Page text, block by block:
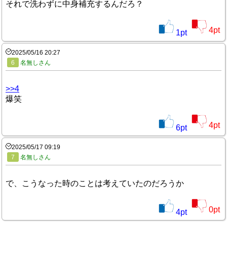
それで洗わずに中身補充するんだろ？
1pt 4pt
2025/05/16 20:27
6
名無しさん
>>4
爆笑
6pt 4pt
2025/05/17 09:19
7
名無しさん
で、こうなった時のことは考えていたのだろうか
4pt 0pt